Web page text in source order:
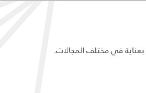
في مختلف المجالات.